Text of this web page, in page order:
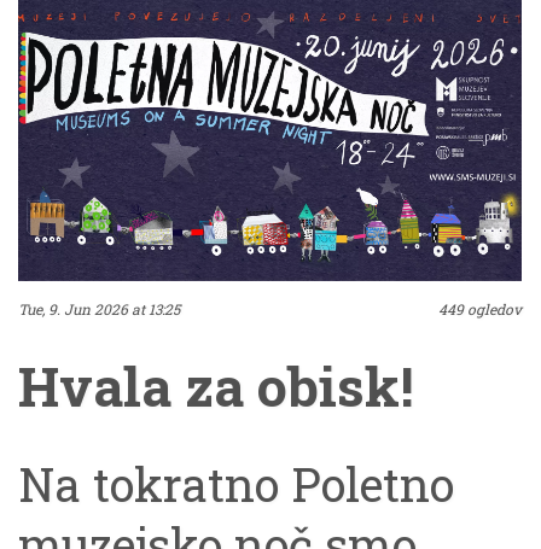
Tue, 9. Jun 2026 at 13:25 449 ogledov
Hvala za obisk!
Na tokratno Poletno